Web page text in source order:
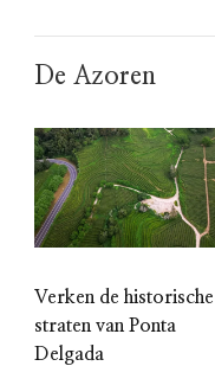
De Azoren
Verken de historische
straten van Ponta
Delgada